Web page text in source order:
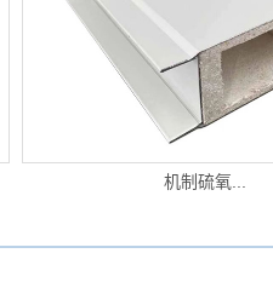
机制硫氧...